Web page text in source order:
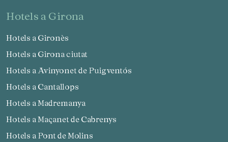
hotels a Girona
Hotels a Gironès
Hotels a Girona ciutat
Hotels a Avinyonet de Puigventós
Hotels a Cantallops
Hotels a Madremanya
Hotels a Maçanet de Cabrenys
Hotels a Pont de Molins